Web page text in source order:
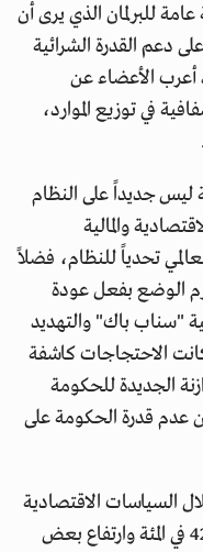
للبرلمان الذي يرى أن
دعم القدرة الشرائية
الأعضاء عن
في توزيع الموارد،
ليس جديداً على النظام
والمالية
تحدياً للنظام، فضلاً
الوضع بفعل عودة
"سناب باك" والتهديد
الاحتجاجات كاشفة
الجديدة للحكومة
عدم قدرة الحكومة على
السياسات الاقتصادية
والمالية، فمع وصول التضخم إلى نحو 42 في المئة وارتفاع بعض